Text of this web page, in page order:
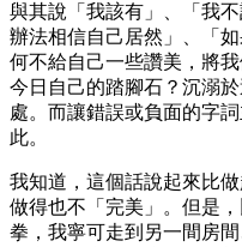
與其說「我該有」、「我
辦法相信自己居然」、「
何不給自己一些讚美，將
今日自己的踏腳石？沉溺
處。而讓錯誤或負面的字
此。
我知道，這個話說起來比
做得也不「完美」。但是
拳，我寧可走到另一間房